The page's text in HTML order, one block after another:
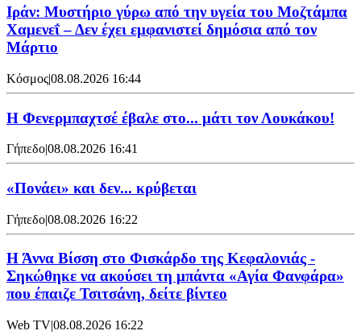
Ιράν: Μυστήριο γύρω από την υγεία του Μοζτάμπα
Χαμενεΐ – Δεν έχει εμφανιστεί δημόσια από τον
Μάρτιο
Κόσμος|08.08.2026 16:44
Η Φενερμπαχτσέ έβαλε στο... μάτι τον Λουκάκου!
Γήπεδο|08.08.2026 16:41
«Πονάει» και δεν... κρύβεται
Γήπεδο|08.08.2026 16:22
Η Άννα Βίσση στο Φισκάρδο της Κεφαλονιάς -
Σηκώθηκε να ακούσει τη μπάντα «Αγία Φανφάρα»
που έπαιζε Τσιτσάνη, δείτε βίντεο
Web TV|08.08.2026 16:22